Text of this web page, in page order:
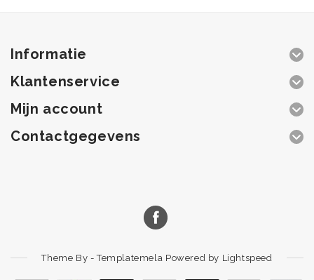
Informatie
Klantenservice
Mijn account
Contactgegevens
Theme By -Templatemela Powered by Lightspeed